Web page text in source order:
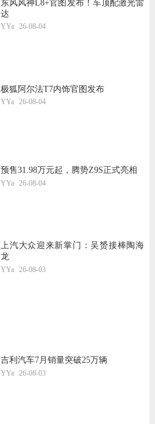
东风风神L8+官图发布！车顶配激光雷
达
YYa 26-08-04
极狐阿尔法T7内饰官图发布
YYa 26-08-04
预售31.98万元起，腾势Z9S正式亮相
YYa 26-08-04
上汽大众迎来新掌门：吴赟接棒陶海
龙
YYa 26-08-03
吉利汽车7月销量突破25万辆
YYa 26-08-03